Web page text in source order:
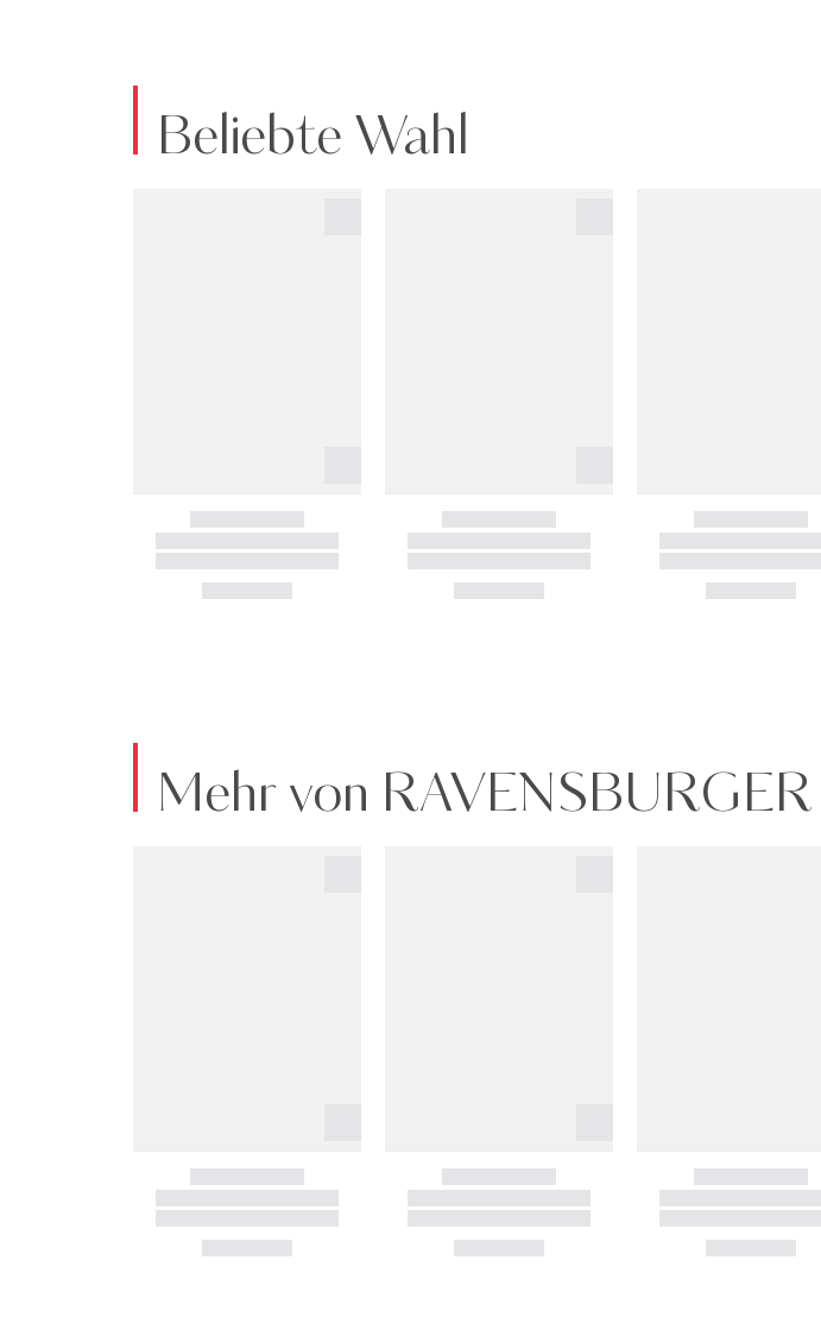
Beliebte Wahl
Mehr von RAVENSBURGER